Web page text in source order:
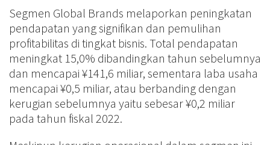
Segmen Global Brands melaporkan peningkatan
pendapatan yang signifikan dan pemulihan
profitabilitas di tingkat bisnis. Total pendapatan
meningkat 15,0% dibandingkan tahun sebelumnya
dan mencapai ¥141,6 miliar, sementara laba usaha
mencapai ¥0,5 miliar, atau berbanding dengan
kerugian sebelumnya yaitu sebesar ¥0,2 miliar
pada tahun fiskal 2022.